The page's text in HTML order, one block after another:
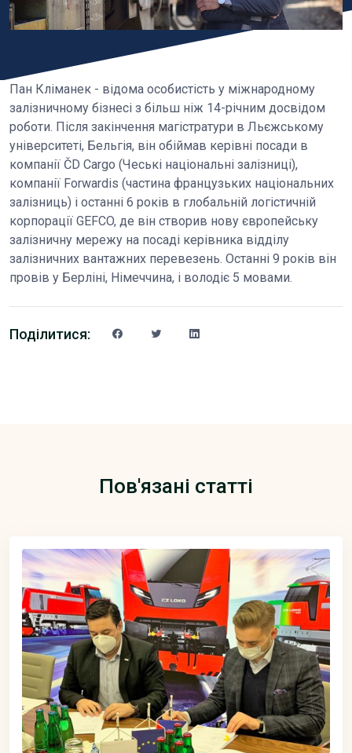
Пан Кліманек - відома особистість у міжнародному
залізничному бізнесі з більш ніж 14-річним досвідом
роботи. Після закінчення магістратури в Льєжському
університеті, Бельгія, він обіймав керівні посади в
компанії ČD Cargo (Чеські національні залізниці),
компанії Forwardis (частина французьких національних
залізниць) і останні 6 років в глобальній логістичній
корпорації GEFCO, де він створив нову європейську
залізничну мережу на посаді керівника відділу
залізничних вантажних перевезень. Останні 9 років він
провів у Берліні, Німеччина, і володіє 5 мовами.
Поділитися:
Пов'язані статті